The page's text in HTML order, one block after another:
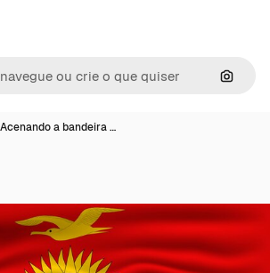
Acenando a bandeira …